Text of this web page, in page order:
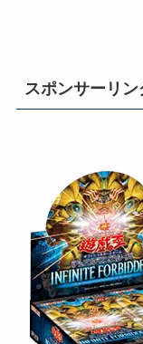
スポンサーリン